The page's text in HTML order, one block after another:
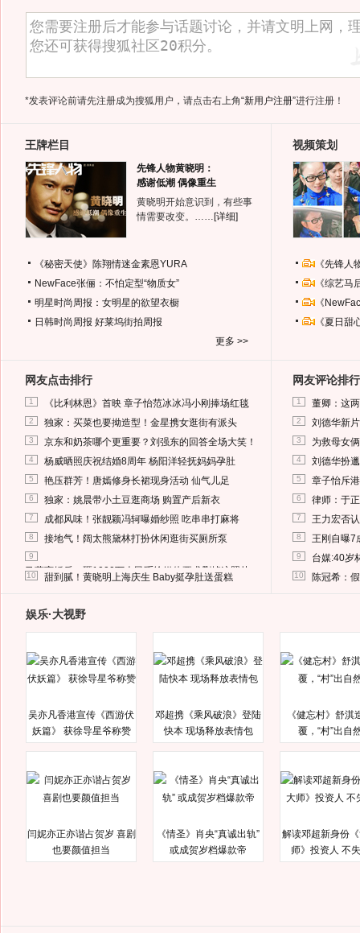
*发表评论前请先注册成为搜狐用户，请点击右上角“新用户注册”进行注册！
王牌栏目
先锋人物黄晓明：
感谢低潮 偶像重生
黄晓明开始意识到，有些事
情需要改变。…… [详细]
《秘密天使》陈翔情迷金素恩YURA
NewFace张俪：不怕定型“物质女”
明星时尚周报：女明星的欲望衣橱
日韩时尚周报 好莱坞街拍周报
更多 >>
视频策划
《先锋
《综艺
《
《夏日
网友点击排行
1 《比利林恩》首映 章子怡范冰冰冯小刚捧场红毯
2 独家：买菜也要拗造型！金星携女逛街有派头
3 京东和奶茶哪个更重要？刘强东的回答全场大笑！
4 杨威晒照庆祝结婚8周年 杨阳洋轻抚妈妈孕肚
5 艳压群芳！唐嫣修身长裙现身活动 仙气儿足
6 独家：姚晨带小土豆逛商场 购置产后新衣
7 成都风味！张靓颖冯轲曝婚纱照 吃串串打麻将
8 接地气！阔太熊黛林打扮休闲逛街买厕所泵
9
马蓉离婚后，砸1000万人民币给媒体要求删掉这照片
10 甜到腻！黄晓明上海庆生 Baby挺孕肚送蛋糕
网友评论排行
1 董卿：这
2 刘德华新
3 为救母女
4 刘德华扮
5 章子怡斥
6 律师：于
7 王力宏否
8 王刚自曝7
9 台媒:40岁
10 陈冠希：
娱乐·大视野
吴亦凡香港宣传《西游伏
妖篇》 获徐导星爷称赞
邓超携《乘风破浪》登陆
快本 现场释放表情包
《健忘村》舒淇
覆，“村”出自
闫妮亦正亦谐占贺岁 喜剧
也要颜值担当
《情圣》肖央“真诚出轨”
或成贺岁档爆款帝
解读邓超新身份
师》投资人 不